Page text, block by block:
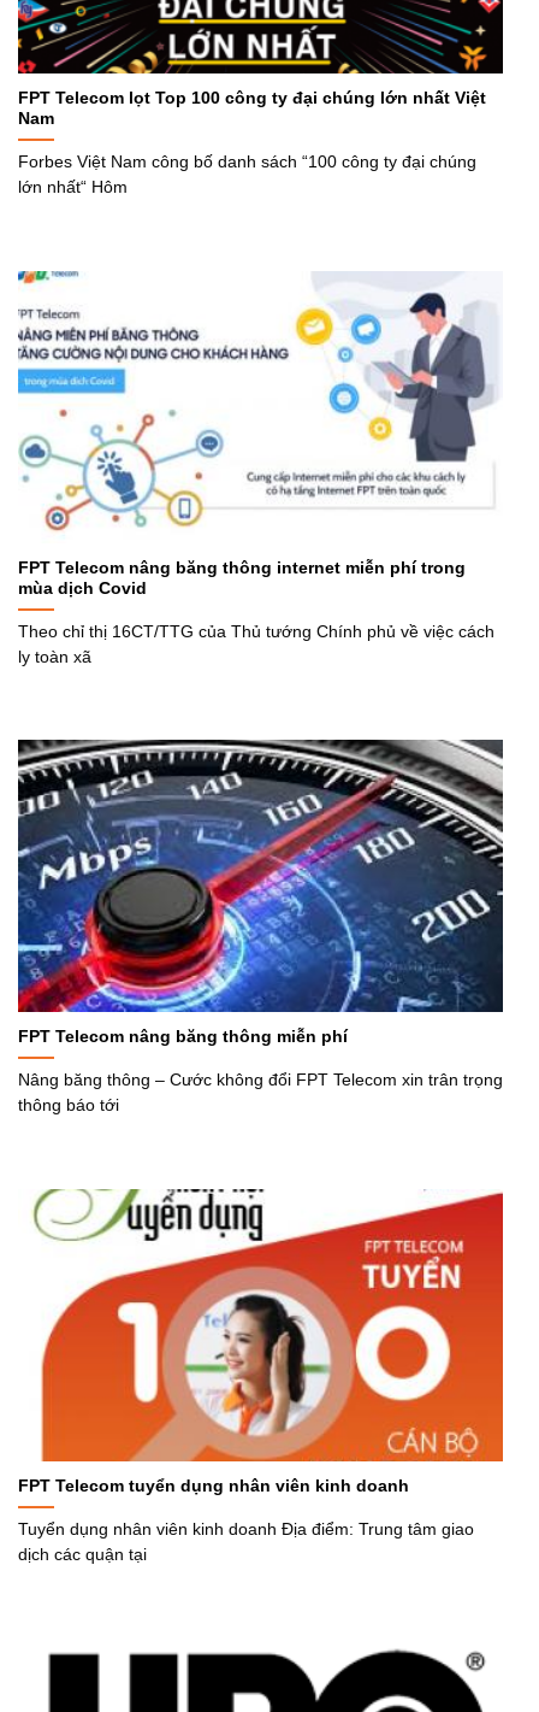
FPT Telecom lọt Top 100 công ty đại chúng lớn nhất Việt
Nam
Forbes Việt Nam công bố danh sách “100 công ty đại chúng
lớn nhất“ Hôm
FPT Telecom nâng băng thông internet miễn phí trong
mùa dịch Covid
Theo chỉ thị 16CT/TTG của Thủ tướng Chính phủ về việc cách
ly toàn xã
FPT Telecom nâng băng thông miễn phí
Nâng băng thông – Cước không đổi FPT Telecom xin trân trọng
thông báo tới
FPT Telecom tuyển dụng nhân viên kinh doanh
Tuyển dụng nhân viên kinh doanh Địa điểm: Trung tâm giao
dịch các quận tại